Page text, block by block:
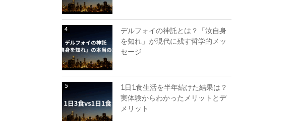
デルフォイの神託とは？「汝自身
を知れ」が現代に残す哲学的メッ
セージ
1日1食生活を半年続けた結果は？
実体験からわかったメリットとデ
メリット